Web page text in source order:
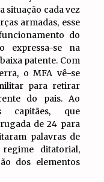
situação cada vez
armadas, esse
do
expressa-se na
patente. Com
o MFA vê-se
para retirar
do pais. Ao
capitães, que
de 24 para
palavras de
ditatorial,
dos elementos